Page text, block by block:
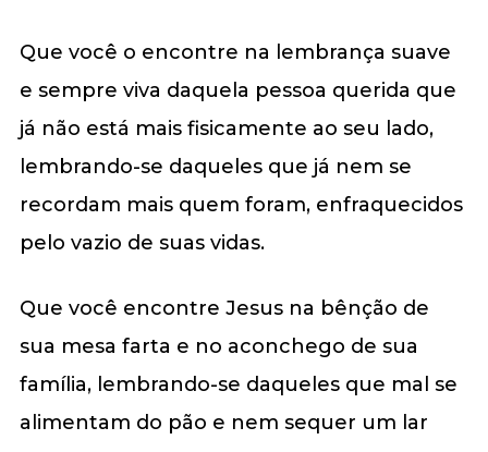
Que você o encontre na lembrança suave
e sempre viva daquela pessoa querida que
já não está mais fisicamente ao seu lado,
lembrando-se daqueles que já nem se
recordam mais quem foram, enfraquecidos
pelo vazio de suas vidas.
Que você encontre Jesus na bênção de
sua mesa farta e no aconchego de sua
família, lembrando-se daqueles que mal se
alimentam do pão e nem sequer um lar